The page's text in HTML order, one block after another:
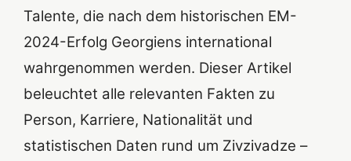
Talente, die nach dem historischen EM-
2024-Erfolg Georgiens international
wahrgenommen werden. Dieser Artikel
beleuchtet alle relevanten Fakten zu
Person, Karriere, Nationalität und
statistischen Daten rund um Zivzivadze –